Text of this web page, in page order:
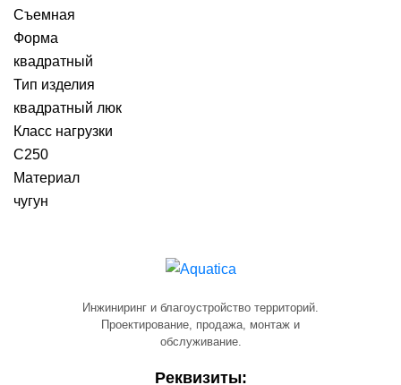
Съемная
Форма
квадратный
Тип изделия
квадратный люк
Класс нагрузки
C250
Материал
чугун
Инжиниринг и благоустройство территорий.
Проектирование, продажа, монтаж и
обслуживание.
Реквизиты: